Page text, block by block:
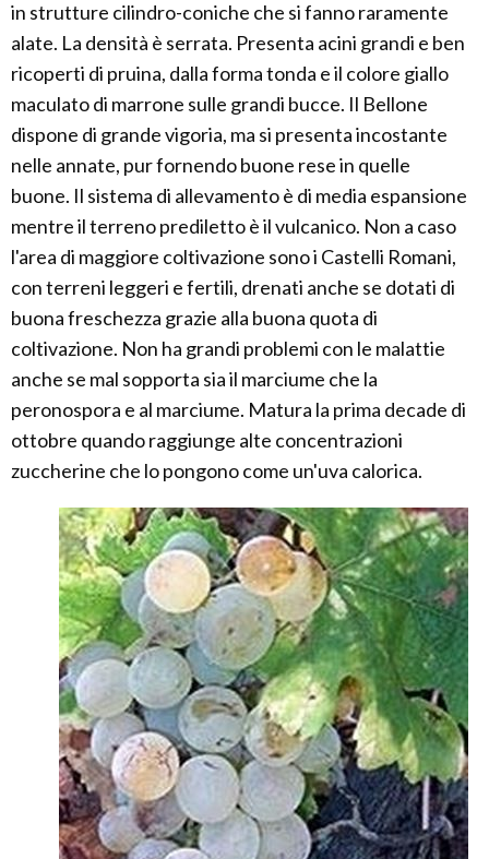
in strutture cilindro-coniche che si fanno raramente
alate. La densità è serrata. Presenta acini grandi e ben
ricoperti di pruina, dalla forma tonda e il colore giallo
maculato di marrone sulle grandi bucce. Il Bellone
dispone di grande vigoria, ma si presenta incostante
nelle annate, pur fornendo buone rese in quelle
buone. Il sistema di allevamento è di media espansione
mentre il terreno prediletto è il vulcanico. Non a caso
l'area di maggiore coltivazione sono i Castelli Romani,
con terreni leggeri e fertili, drenati anche se dotati di
buona freschezza grazie alla buona quota di
coltivazione. Non ha grandi problemi con le malattie
anche se mal sopporta sia il marciume che la
peronospora e al marciume. Matura la prima decade di
ottobre quando raggiunge alte concentrazioni
zuccherine che lo pongono come un'uva calorica.